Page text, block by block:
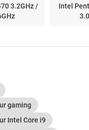
3.2GHz /
Intel
gaming
Intel Core i9